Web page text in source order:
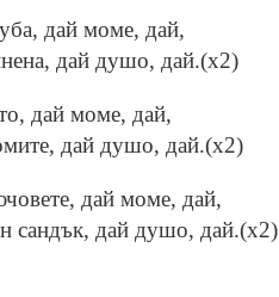
дай моме, дай,
дай душо, дай.(x2)
дай моме, дай,
дай душо, дай.(x2)
дай моме, дай,
сандък, дай душо, дай.(x2)